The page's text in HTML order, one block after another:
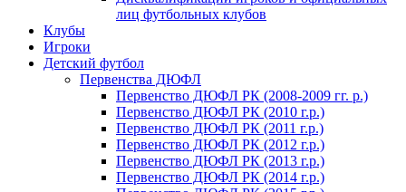
лиц футбольных клубов
Клубы
Игроки
Детский футбол
Первенства ДЮФЛ
Первенство ДЮФЛ РК (2008-2009 гг. р.)
Первенство ДЮФЛ РК (2010 г.р.)
Первенство ДЮФЛ РК (2011 г.р.)
Первенство ДЮФЛ РК (2012 г.р.)
Первенство ДЮФЛ РК (2013 г.р.)
Первенство ДЮФЛ РК (2014 г.р.)